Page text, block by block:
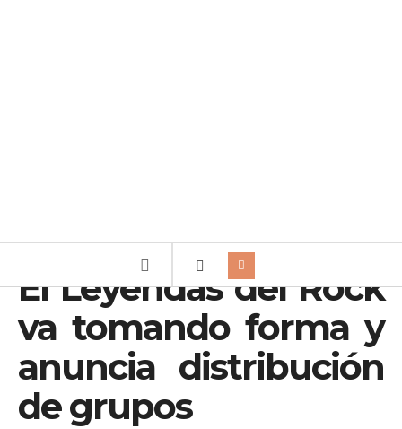
El Leyendas del Rock
va tomando forma y
anuncia distribución
de grupos